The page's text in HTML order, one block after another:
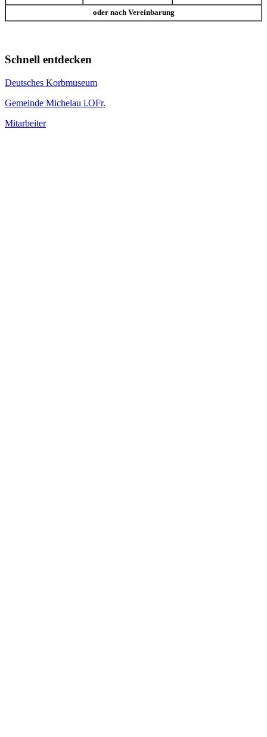
oder nach Vereinbarung
Schnell entdecken
Deutsches Korbmuseum
Gemeinde Michelau i.OFr.
Mitarbeiter